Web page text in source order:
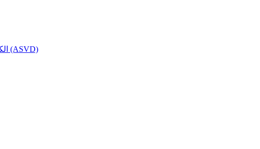
الكتاب المقدس ترجمة فانديك وسميث (ASVD)